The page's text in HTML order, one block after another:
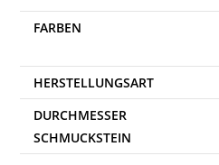
FARBEN
HERSTELLUNGSART
DURCHMESSER
SCHMUCKSTEIN